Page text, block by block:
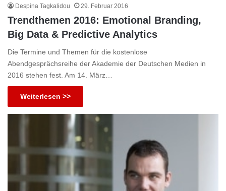
Despina Tagkalidou 29. Februar 2016
Trendthemen 2016: Emotional Branding,
Big Data & Predictive Analytics
Die Termine und Themen für die kostenlose
Abendgesprächsreihe der Akademie der Deutschen Medien in
2016 stehen fest. Am 14. März…
Weiterlesen >>